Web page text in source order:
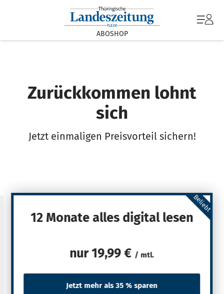
ABOSHOP
Zurückkommen lohnt
sich
Jetzt einmaligen Preisvorteil sichern!
Beliebt
12 Monate alles digital lesen
nur19,99 € / mtl.